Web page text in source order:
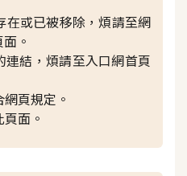
在或已被移除，煩請至網
。
連結，煩請至入口網首頁
頁規定。
面。